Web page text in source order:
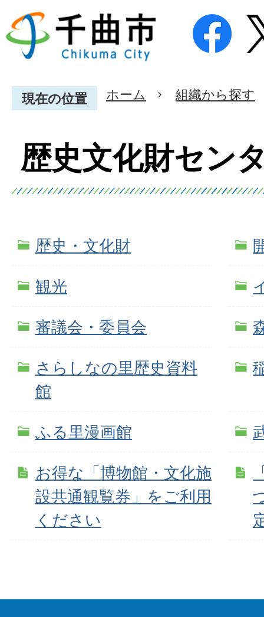
現在の位置 ホーム 組織から探す
歴史文化財セン
歴史・文化財
観光
審議会・委員会
さらしなの里歴史資料
館
ふる里漫画館
お得な「博物館・文化施
設共通観覧券」をご利用
ください